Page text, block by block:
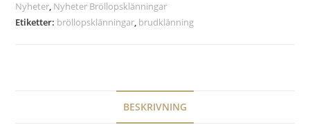
Nyheter, Nyheter Bröllopsklänningar
Etiketter: bröllopsklänningar, brudklänning
BESKRIVNING